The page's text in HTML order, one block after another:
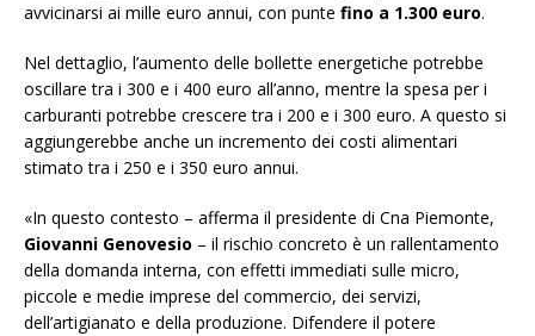
avvicinarsi ai mille euro annui, con punte fino a 1.300 euro.
Nel dettaglio, l’aumento delle bollette energetiche potrebbe
oscillare tra i 300 e i 400 euro all’anno, mentre la spesa per i
carburanti potrebbe crescere tra i 200 e i 300 euro. A questo si
aggiungerebbe anche un incremento dei costi alimentari
stimato tra i 250 e i 350 euro annui.
«In questo contesto – afferma il presidente di Cna Piemonte,
Giovanni Genovesio – il rischio concreto è un rallentamento
della domanda interna, con effetti immediati sulle micro,
piccole e medie imprese del commercio, dei servizi,
dell’artigianato e della produzione. Difendere il potere